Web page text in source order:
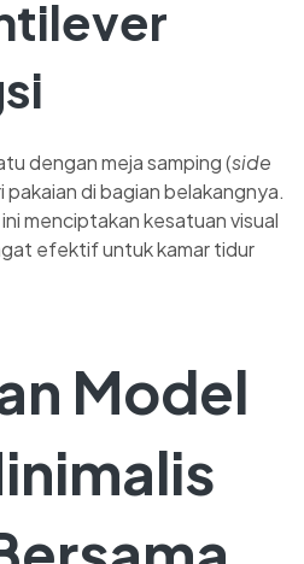
dengan meja samping (side
pakaian di bagian belakangnya.
menciptakan kesatuan visual
efektif untuk kamar tidur
Model